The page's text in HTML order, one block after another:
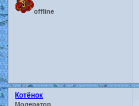
offline
Котёнок
Модератор